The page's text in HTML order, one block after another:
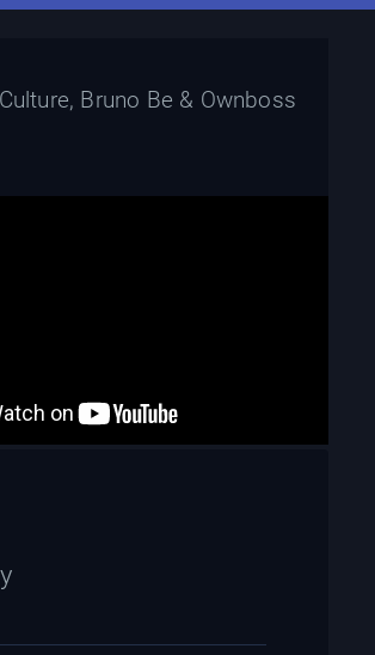
Bruno Be & Ownboss